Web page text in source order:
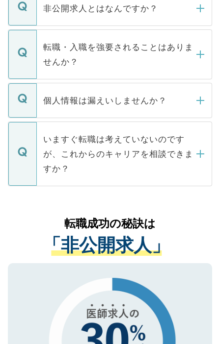
登録内容を確認し、その後メールもしくは
ます。通常、5営業日以内にはご連絡をせて
いただきますので、しばらくお待ちくださ
い。
非公開求人とはなんですか？
マイナビDOCTORで取り扱っている求人の
うち約3割は、Webサイトからご覧いただ
けない「非公開求人」です。非公開求人は
下記の理由によって、一般には公開してい
ません。
■応募殺到を避けるため 人気のある医療機
関を公にしてしまうと、応募が殺到する場
に、医療機関が求める条件に合った人材の
みを人材紹介会社に依頼するケースが増え
ています。
転職・入職を強要されることはありま
せんか？
転職・入職を強要することは一切ありませ
ん。また、仮に応募先から内定をいただい
定を承諾する必要はありません。内定先へ
の辞退の連絡はキャリアパートナーが行い
ますので、ご安心ください。
個人情報は漏えいしませんか？
個人情報が漏えいすることはありませんの
で、ご安心ください。当サイトからの登録
などで収集したご登録者様の個人情報は、
ご本人のキャリアアップおよび転職活動の
支援を目的に使用いたします。お預かりし
ているすべての個人データはご本人の許可
は、個人情報の取り扱いについての厳密な
管理基準を満たした事業者のみに付与され
る、プライバシーマークを取得済みです。
ご登録いただいた個人情報は、SSL（デー
で、機密保持に関してもご安心ください。
いますぐ転職は考えていないのです
が、これからのキャリアを相談できま
すか？
かがいして、現在の医療機関の状況や紹介
経験をまじえながら、適切なアドバイスを
させていただきます。すぐにご転職をされ
ない方には、長期的なサポートが可能です
ので、まずはご登録ください。
転職成功の秘訣は
「非公開求人」